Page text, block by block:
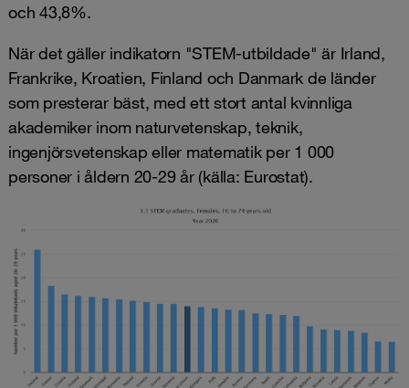
och 43,8%.
När det gäller indikatorn "STEM-utbildade" är Irland,
Frankrike, Kroatien, Finland och Danmark de länder
som presterar bäst, med ett stort antal kvinnliga
akademiker inom naturvetenskap, teknik,
ingenjörsvetenskap eller matematik per 1 000
personer i åldern 20-29 år (källa: Eurostat).